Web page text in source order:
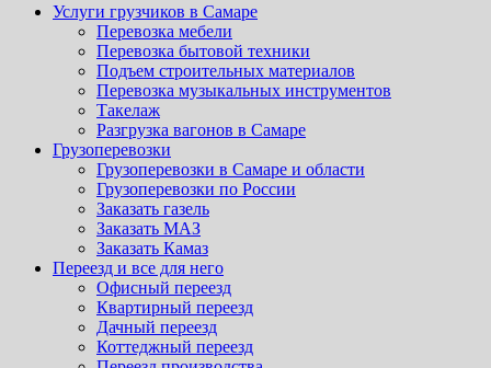
Услуги грузчиков в Самаре
Перевозка мебели
Перевозка бытовой техники
Подъем строительных материалов
Перевозка музыкальных инструментов
Такелаж
Разгрузка вагонов в Самаре
Грузоперевозки
Грузоперевозки в Самаре и области
Грузоперевозки по России
Заказать газель
Заказать МАЗ
Заказать Камаз
Переезд и все для него
Офисный переезд
Квартирный переезд
Дачный переезд
Коттеджный переезд